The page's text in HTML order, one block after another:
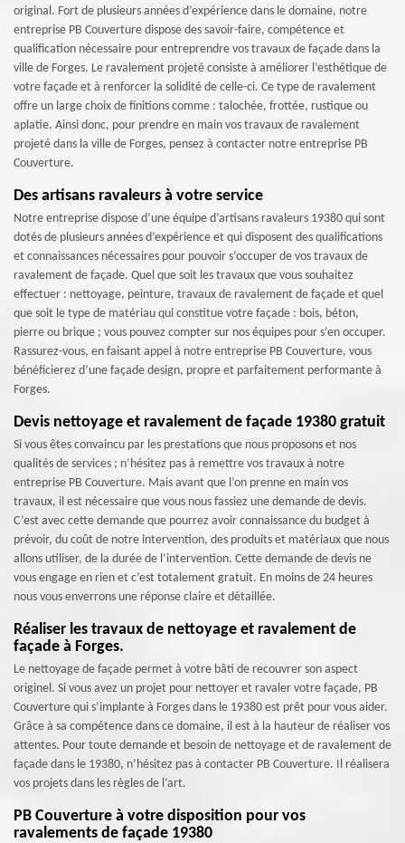
original. Fort de plusieurs années d’expérience dans le domaine, notre
entreprise PB Couverture dispose des savoir-faire, compétence et
qualification nécessaire pour entreprendre vos travaux de façade dans la
ville de Forges. Le ravalement projeté consiste à améliorer l’esthétique de
votre façade et à renforcer la solidité de celle-ci. Ce type de ravalement
offre un large choix de finitions comme : talochée, frottée, rustique ou
aplatie. Ainsi donc, pour prendre en main vos travaux de ravalement
projeté dans la ville de Forges, pensez à contacter notre entreprise PB
Couverture.
Des artisans ravaleurs à votre service
Notre entreprise dispose d’une équipe d’artisans ravaleurs 19380 qui sont
dotés de plusieurs années d’expérience et qui disposent des qualifications
et connaissances nécessaires pour pouvoir s’occuper de vos travaux de
ravalement de façade. Quel que soit les travaux que vous souhaitez
effectuer : nettoyage, peinture, travaux de ravalement de façade et quel
que soit le type de matériau qui constitue votre façade : bois, béton,
pierre ou brique ; vous pouvez compter sur nos équipes pour s’en occuper.
Rassurez-vous, en faisant appel à notre entreprise PB Couverture, vous
bénéficierez d’une façade design, propre et parfaitement performante à
Forges.
Devis nettoyage et ravalement de façade 19380 gratuit
Si vous êtes convaincu par les prestations que nous proposons et nos
qualités de services ; n’hésitez pas à remettre vos travaux à notre
entreprise PB Couverture. Mais avant que l’on prenne en main vos
travaux, il est nécessaire que vous nous fassiez une demande de devis.
C’est avec cette demande que pourrez avoir connaissance du budget à
prévoir, du coût de notre intervention, des produits et matériaux que nous
allons utiliser, de la durée de l’intervention. Cette demande de devis ne
vous engage en rien et c’est totalement gratuit. En moins de 24 heures
nous vous enverrons une réponse claire et détaillée.
Réaliser les travaux de nettoyage et ravalement de
façade à Forges.
Le nettoyage de façade permet à votre bâti de recouvrer son aspect
originel. Si vous avez un projet pour nettoyer et ravaler votre façade, PB
Couverture qui s’implante à Forges dans le 19380 est prêt pour vous aider.
Grâce à sa compétence dans ce domaine, il est à la hauteur de réaliser vos
attentes. Pour toute demande et besoin de nettoyage et de ravalement de
façade dans le 19380, n’hésitez pas à contacter PB Couverture. Il réalisera
vos projets dans les règles de l’art.
PB Couverture à votre disposition pour vos
ravalements de façade 19380